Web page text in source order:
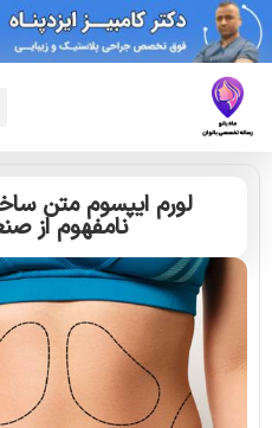
لورم ایپسوم متن
نامفهوم از